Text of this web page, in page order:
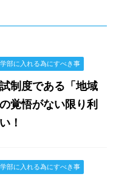
部に入れる為にすべき事
制度である「地域
覚悟がない限り利
！
部に入れる為にすべき事